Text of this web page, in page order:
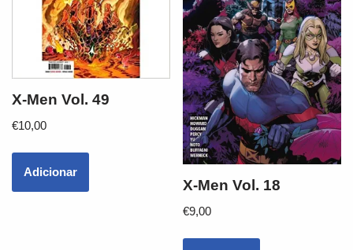
X-Men Vol. 49
€10,00
Adicionar
X-Men Vol. 18
€9,00